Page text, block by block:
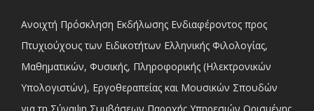
Ανοιχτή Πρόσκληση Εκδήλωσης Ενδιαφέροντος προς
Πτυχιούχους των Ειδικοτήτων Ελληνικής Φιλολογίας,
Μαθηματικών, Φυσικής, Πληροφορικής (Ηλεκτρονικών
Υπολογιστών), Εργοθεραπείας και Μουσικών Σπουδών
για τη Σύναψη Συμβάσεων Παροχής Υπηρεσιών Ορισμένης